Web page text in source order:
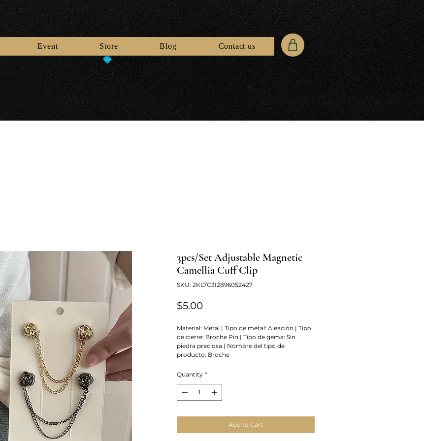
Event Store Blog Contact us
View points
3pcs/Set Adjustable Magnetic
Camellia Cuff Clip
SKU: 2KL7C3I2896052427
$5.00Price
Material: Metal | Tipo de metal: Aleación | Tipo
de cierre: Broche Pin | Tipo de gema: Sin
piedra preciosa | Nombre del tipo de
producto: Broche
Quantity *
Add to Cart